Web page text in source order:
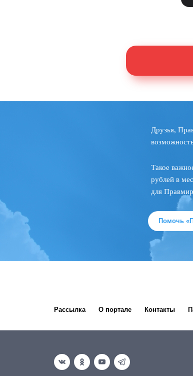
Друзья,
Такое
рублей в
для
Помочь
Рассылка О портале Контакты